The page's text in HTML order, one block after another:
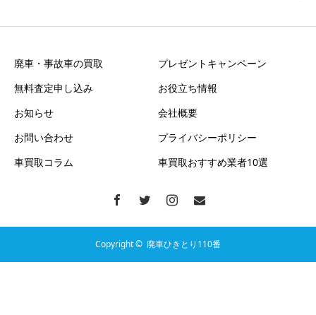
廃車・事故車の買取
プレゼントキャンペーン
無料査定申し込み
お役立ち情報
お知らせ
会社概要
お問い合わせ
プライバシーポリシー
車買取コラム
車買取おすすめ業者10選
Copyright © 廃車ひきとり110番